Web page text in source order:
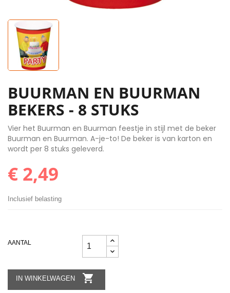
BUURMAN EN BUURMAN
BEKERS - 8 STUKS
Vier het Buurman en Buurman feestje in stijl met de beker
Buurman en Buurman. A-je-to! De beker is van karton en
wordt per 8 stuks geleverd.
€ 2,49
Inclusief belasting
AANTAL
IN WINKELWAGEN
